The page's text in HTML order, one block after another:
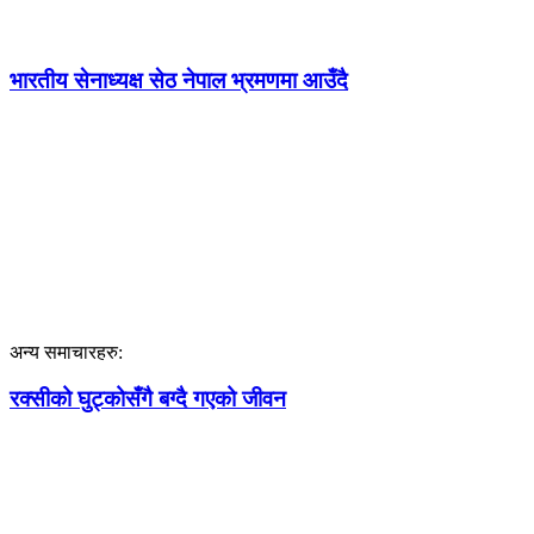
भारतीय सेनाध्यक्ष सेठ नेपाल भ्रमणमा आउँदै
अन्य समाचारहरु:
रक्सीको घुट्कोसँगै बग्दै गएको जीवन